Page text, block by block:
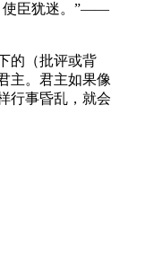
使臣犹迷。”——
的（批评或背
主。君主如果像
行事昏乱，就会